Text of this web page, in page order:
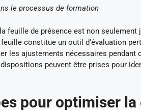
le processus de formation
feuille de présence est non
constitue un outil d’évaluation
les ajustements nécessaires
dispositions peuvent être prises pour
pour optimiser